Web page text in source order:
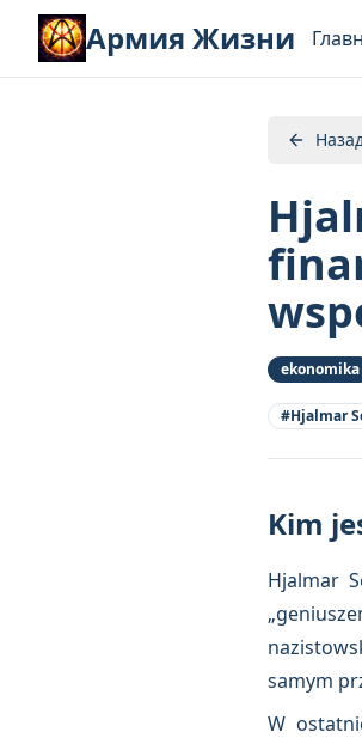
Армия Жизни
ekonomika
#Hjalmar
Kim
Hjalmar
samym
W